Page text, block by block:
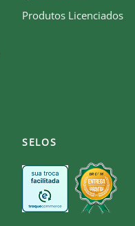
Produtos Licenciados
SELOS